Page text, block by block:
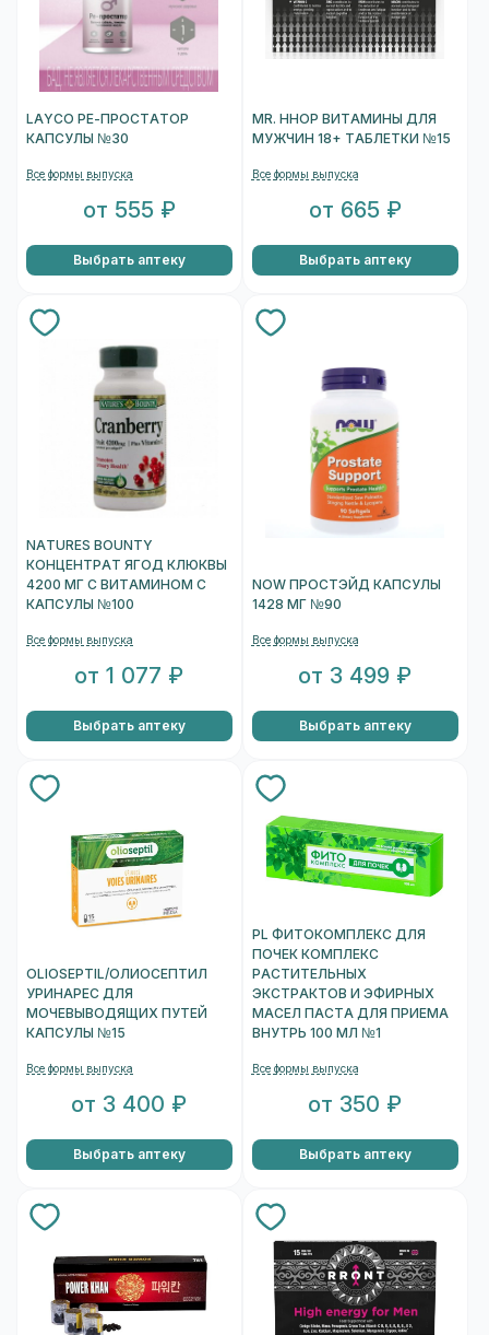
LAYCO РЕ-ПРОСТАТОР
КАПСУЛЫ №30
Все формы выпуска
от 555 ₽
Выбрать аптеку
MR. HHOP ВИТАМИНЫ ДЛЯ
МУЖЧИН 18+ ТАБЛЕТКИ №15
Все формы выпуска
от 665 ₽
Выбрать аптеку
NATURES BOUNTY
КОНЦЕНТРАТ ЯГОД КЛЮКВЫ
4200 МГ С ВИТАМИНОМ C
КАПСУЛЫ №100
Все формы выпуска
от 1 077 ₽
Выбрать аптеку
NOW ПРОСТЭЙД КАПСУЛЫ
1428 МГ №90
Все формы выпуска
от 3 499 ₽
Выбрать аптеку
OLIOSEPTIL/ОЛИОСЕПТИЛ
УРИНАРЕС ДЛЯ
МОЧЕВЫВОДЯЩИХ ПУТЕЙ
КАПСУЛЫ №15
Все формы выпуска
от 3 400 ₽
Выбрать аптеку
PL ФИТОКОМПЛЕКС ДЛЯ
ПОЧЕК КОМПЛЕКС
РАСТИТЕЛЬНЫХ
ЭКСТРАКТОВ И ЭФИРНЫХ
МАСЕЛ ПАСТА ДЛЯ ПРИЕМА
ВНУТРЬ 100 МЛ №1
Все формы выпуска
от 350 ₽
Выбрать аптеку